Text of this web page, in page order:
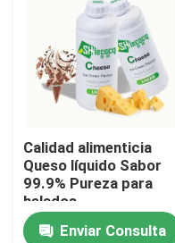
Hogar
Productos
Calidad alimenticia
Queso líquido Sabor
99.9% Pureza para
helados
Enviar Consulta